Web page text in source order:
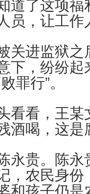
道了这项
员，让工
关进监狱
下，纷纷
罪行”。
看看，王
酒喝，这
永贵。陈
，农民身